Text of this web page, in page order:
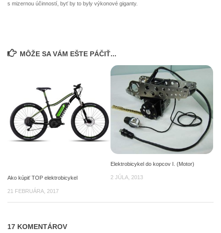
s mizernou účinností, byť by to byly výkonové giganty.
MÔŽE SA VÁM EŠTE PÁČIŤ...
Ako kúpiť TOP elektrobicykel
21 FEBRUÁRA, 2017
Elektrobicykel do kopcov I. (Motor)
2 JÚLA, 2013
17 KOMENTÁROV